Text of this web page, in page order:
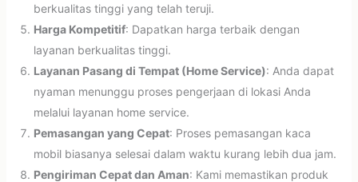
berkualitas tinggi yang telah teruji.
Harga Kompetitif: Dapatkan harga terbaik dengan
layanan berkualitas tinggi.
Layanan Pasang di Tempat (Home Service): Anda dapat
nyaman menunggu proses pengerjaan di lokasi Anda
melalui layanan home service.
Pemasangan yang Cepat: Proses pemasangan kaca
mobil biasanya selesai dalam waktu kurang lebih dua jam.
Pengiriman Cepat dan Aman: Kami memastikan produk